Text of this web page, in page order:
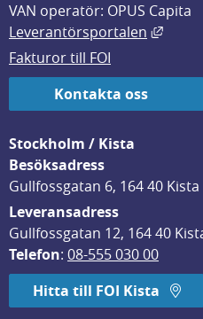
VAN operatör: OPUS Capita
Leverantörsportalen
Länk
Fakturor till FOI
Kontakta oss
Stockholm / Kista
Besöksadress
Gullfossgatan 6, 164 40 Kista
Leveransadress
Gullfossgatan 12, 164 40
Telefon: 08-555 030 00
Hitta till FOI Kista